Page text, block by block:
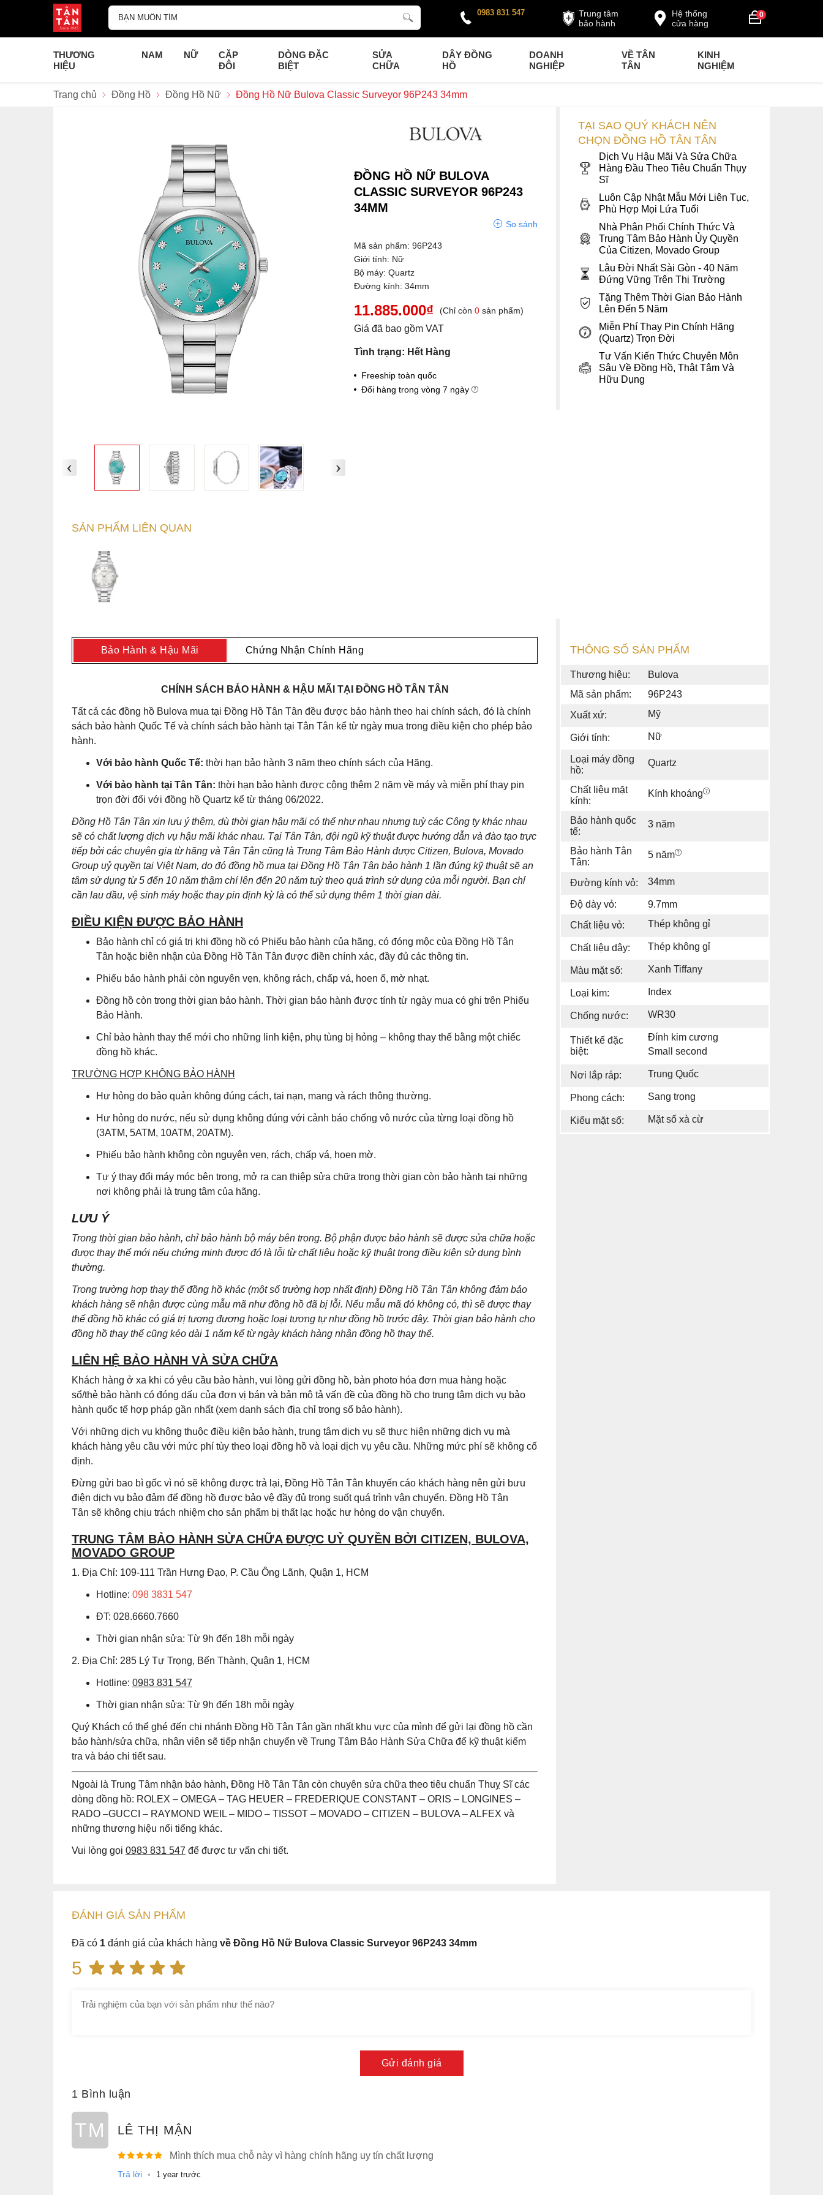
0
Hệ thống
cửa hàng
Trung tâm
bảo hành
0983 831 547
THƯƠNG
HIỆU
NAM NỮ
CẶP
ĐÔI
DÒNG ĐẶC
BIỆT
SỬA
CHỮA
DÂY ĐỒNG
HỒ
DOANH
NGHIỆP
VỀ TÂN
TÂN
KINH
NGHIỆM
Trang chủ Đồng Hồ Đồng Hồ Nữ Đồng Hồ Nữ Bulova Classic Surveyor 96P243 34mm
‹ ›
ĐỒNG HỒ NỮ BULOVA
CLASSIC SURVEYOR 96P243
34MM
So sánh
Mã sản phẩm: 96P243
Giới tính: Nữ
Bộ máy: Quartz
Đường kính: 34mm
11.885.000₫ (Chỉ còn0 sản phẩm)
Giá đã bao gồm VAT
Tình trạng: Hết Hàng
Freeship toàn quốc
Đổi hàng trong vòng 7 ngày
SẢN PHẨM LIÊN QUAN
TẠI SAO QUÝ KHÁCH NÊN
CHỌN ĐỒNG HỒ TÂN TÂN
Dịch Vụ Hậu Mãi Và Sửa Chữa
Hàng Đầu Theo Tiêu Chuẩn Thụy
Sĩ
Luôn Cập Nhật Mẫu Mới Liên Tục,
Phù Hợp Mọi Lứa Tuổi
Nhà Phân Phối Chính Thức Và
Trung Tâm Bảo Hành Ủy Quyền
Của Citizen, Movado Group
Lâu Đời Nhất Sài Gòn - 40 Năm
Đứng Vững Trên Thị Trường
Tặng Thêm Thời Gian Bảo Hành
Lên Đến 5 Năm
Miễn Phí Thay Pin Chính Hãng
(Quartz) Trọn Đời
Tư Vấn Kiến Thức Chuyên Môn
Sâu Về Đồng Hồ, Thật Tâm Và
Hữu Dụng
Bảo Hành & Hậu Mãi Chứng Nhận Chính Hãng
CHÍNH SÁCH BẢO HÀNH & HẬU MÃI TẠI ĐỒNG HỒ TÂN TÂN
Tất cả các đồng hồ Bulova mua tại Đồng Hồ Tân Tân đều được bảo hành theo hai chính sách, đó là chính
sách bảo hành Quốc Tế và chính sách bảo hành tại Tân Tân kể từ ngày mua trong điều kiện cho phép bảo
hành.
Với bảo hành Quốc Tế: thời hạn bảo hành 3 năm theo chính sách của Hãng.
Với bảo hành tại Tân Tân: thời hạn bảo hành được cộng thêm 2 năm về máy và miễn phí thay pin
trọn đời đối với đồng hồ Quartz kể từ tháng 06/2022.
Đồng Hồ Tân Tân xin lưu ý thêm, dù thời gian hậu mãi có thể như nhau nhưng tuỳ các Công ty khác nhau
sẽ có chất lượng dịch vụ hậu mãi khác nhau. Tại Tân Tân, đội ngũ kỹ thuật được hướng dẫn và đào tạo trực
tiếp bởi các chuyên gia từ hãng và Tân Tân cũng là Trung Tâm Bảo Hành được Citizen, Bulova, Movado
Group uỷ quyền tại Việt Nam, do đó đồng hồ mua tại Đồng Hồ Tân Tân bảo hành 1 lần đúng kỹ thuật sẽ an
tâm sử dụng từ 5 đến 10 năm thậm chí lên đến 20 năm tuỳ theo quá trình sử dụng của mỗi người. Bạn chỉ
cần lau dầu, vệ sinh máy hoặc thay pin định kỳ là có thể sử dụng thêm 1 thời gian dài.
ĐIỀU KIỆN ĐƯỢC BẢO HÀNH
Bảo hành chỉ có giá trị khi đồng hồ có Phiếu bảo hành của hãng, có đóng mộc của Đồng Hồ Tân
Tân hoặc biên nhận của Đồng Hồ Tân Tân được điền chính xác, đầy đủ các thông tin.
Phiếu bảo hành phải còn nguyên vẹn, không rách, chấp vá, hoen ố, mờ nhạt.
Đồng hồ còn trong thời gian bảo hành. Thời gian bảo hành được tính từ ngày mua có ghi trên Phiếu
Bảo Hành.
Chỉ bảo hành thay thế mới cho những linh kiện, phụ tùng bị hỏng – không thay thế bằng một chiếc
đồng hồ khác.
TRƯỜNG HỢP KHÔNG BẢO HÀNH
Hư hỏng do bảo quản không đúng cách, tai nạn, mang và rách thông thường.
Hư hỏng do nước, nếu sử dụng không đúng với cảnh báo chống vô nước của từng loại đồng hồ
(3ATM, 5ATM, 10ATM, 20ATM).
Phiếu bảo hành không còn nguyên vẹn, rách, chấp vá, hoen mờ.
Tự ý thay đổi máy móc bên trong, mở ra can thiệp sửa chữa trong thời gian còn bảo hành tại những
nơi không phải là trung tâm của hãng.
LƯU Ý
Trong thời gian bảo hành, chỉ bảo hành bộ máy bên trong. Bộ phận được bảo hành sẽ được sửa chữa hoặc
được thay thế mới nếu chứng minh được đó là lỗi từ chất liệu hoặc kỹ thuật trong điều kiện sử dụng bình
thường.
Trong trường hợp thay thế đồng hồ khác (một số trường hợp nhất định) Đồng Hồ Tân Tân không đảm bảo
khách hàng sẽ nhận được cùng mẫu mã như đồng hồ đã bị lỗi. Nếu mẫu mã đó không có, thì sẽ được thay
thế đồng hồ khác có giá trị tương đương hoặc loại tương tự như đồng hồ trước đây. Thời gian bảo hành cho
đồng hồ thay thế cũng kéo dài 1 năm kể từ ngày khách hàng nhận đồng hồ thay thế.
LIÊN HỆ BẢO HÀNH VÀ SỬA CHỮA
Khách hàng ở xa khi có yêu cầu bảo hành, vui lòng gửi đồng hồ, bản photo hóa đơn mua hàng hoặc
sổ/thẻ bảo hành có đóng dấu của đơn vị bán và bản mô tả vấn đề của đồng hồ cho trung tâm dịch vụ bảo
hành quốc tế hợp pháp gần nhất (xem danh sách địa chỉ trong sổ bảo hành).
Với những dịch vụ không thuộc điều kiện bảo hành, trung tâm dịch vụ sẽ thực hiện những dịch vụ mà
khách hàng yêu cầu với mức phí tùy theo loại đồng hồ và loại dịch vụ yêu cầu. Những mức phí sẽ không cố
định.
Đừng gửi bao bì gốc vì nó sẽ không được trả lại, Đồng Hồ Tân Tân khuyến cáo khách hàng nên gửi bưu
điện dịch vụ bảo đảm để đồng hồ được bảo vệ đầy đủ trong suốt quá trình vận chuyển. Đồng Hồ Tân
Tân sẽ không chịu trách nhiệm cho sản phẩm bị thất lạc hoặc hư hỏng do vận chuyển.
TRUNG TÂM BẢO HÀNH SỬA CHỮA ĐƯỢC UỶ QUYỀN BỞI CITIZEN, BULOVA,
MOVADO GROUP
1. Địa Chỉ: 109-111 Trần Hưng Đạo, P. Cầu Ông Lãnh, Quận 1, HCM
Hotline: 098 3831 547
ĐT: 028.6660.7660
Thời gian nhận sửa: Từ 9h đến 18h mỗi ngày
2. Địa Chỉ: 285 Lý Tự Trọng, Bến Thành, Quận 1, HCM
Hotline: 0983 831 547
Thời gian nhận sửa: Từ 9h đến 18h mỗi ngày
Quý Khách có thể ghé đến chi nhánh Đồng Hồ Tân Tân gần nhất khu vực của mình để gửi lại đồng hồ cần
bảo hành/sửa chữa, nhân viên sẽ tiếp nhận chuyển về Trung Tâm Bảo Hành Sửa Chữa để kỹ thuật kiểm
tra và báo chi tiết sau.
Ngoài là Trung Tâm nhận bảo hành, Đồng Hồ Tân Tân còn chuyên sửa chữa theo tiêu chuẩn Thuỵ Sĩ các
dòng đồng hồ: ROLEX – OMEGA – TAG HEUER – FREDERIQUE CONSTANT – ORIS – LONGINES –
RADO –GUCCI – RAYMOND WEIL – MIDO – TISSOT – MOVADO – CITIZEN – BULOVA – ALFEX và
những thương hiệu nổi tiếng khác.
Vui lòng gọi 0983 831 547 để được tư vấn chi tiết.
THÔNG SỐ SẢN PHẨM
Thương hiệu:
Bulova
Mã sản phẩm:
96P243
Xuất xứ:
Mỹ
Giới tính: Nữ
Loại máy đồng
hồ:
Quartz
Chất liệu mặt
kính:
Kính khoáng
Bảo hành quốc
tế:
3 năm
Bảo hành Tân
Tân:
5 năm
Đường kính vỏ: 34mm
Độ dày vỏ:
9.7mm
Chất liệu vỏ:
Thép không gỉ
Chất liệu dây: Thép không gỉ
Màu mặt số: Xanh Tiffany
Loại kim: Index
Chống nước: WR30
Thiết kế đặc
biệt:
Đính kim cương
Small second
Nơi lắp ráp: Trung Quốc
Phong cách: Sang trọng
Kiểu mặt số: Mặt số xà cừ
ĐÁNH GIÁ SẢN PHẤM
Đã có 1 đánh giá của khách hàng về Đồng Hồ Nữ Bulova Classic Surveyor 96P243 34mm
5
Gửi đánh giá
1 Bình luận
TM LÊ THỊ MẬN
Mình thích mua chỗ này vì hàng chính hãng uy tín chất lượng
Trả lời • 1 year trước